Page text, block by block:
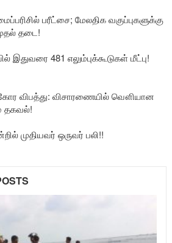
பரீட்சை; மேலதிக வகுப்புகளுக்கு
தடை!
இதுவரை 481 எலும்புக்கூடுகள் மீட்பு!
விபத்து: விசாரணையில் வௌியான
தகவல்!
முதியவர் ஒருவர் பலி!!